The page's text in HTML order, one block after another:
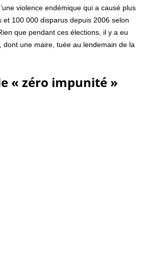
violence endémique qui a causé plus
et 100 000 disparus depuis 2006 selon
que pendant ces élections, il y a eu
dont une maire, tuée au lendemain de la
« zéro impunité »